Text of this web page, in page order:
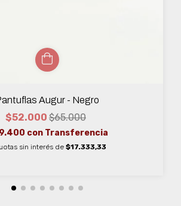
Augur - Negro
$52.000 $65.000
con Transferencia
sin interés de $17.333,33